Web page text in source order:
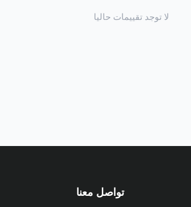
لا توجد تقييمات حاليا
تواصل معنا